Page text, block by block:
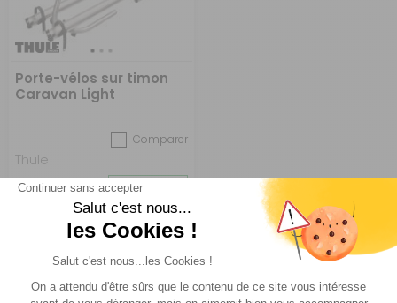
Porte-vélos sur timon
Caravan Light
Comparer
Thule
Réf : 972757 EN STOCK
(2)
ACHETER 189 €